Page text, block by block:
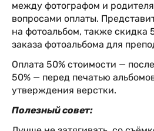
между фотографом и
вопросами оплаты.
на фотоальбом, также скидка
заказа фотоальбома для
Оплата 50% стоимости —
50% — перед печатью
утверждения верстки.
Полезный совет: